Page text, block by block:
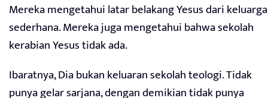
Mereka mengetahui latar belakang Yesus dari keluarga
sederhana. Mereka juga mengetahui bahwa sekolah
kerabian Yesus tidak ada.
Ibaratnya, Dia bukan keluaran sekolah teologi. Tidak
punya gelar sarjana, dengan demikian tidak punya